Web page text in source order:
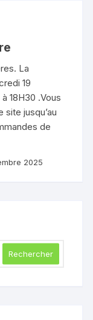
La
19
18H30 .Vous
jusqu’au
de
2025
Rechercher